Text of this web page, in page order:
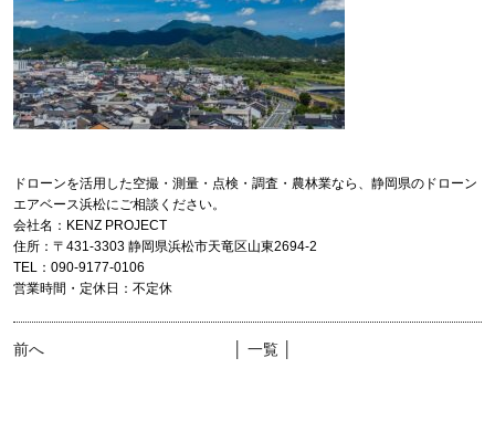
ドローンを活用した空撮・測量・点検・調査・農林業なら、静岡県のドローン
エアベース浜松にご相談ください。
会社名：KENZ PROJECT
住所：〒431-3303 静岡県浜松市天竜区山東2694-2
TEL：090-9177-0106
営業時間・定休日：不定休
前へ │ 一覧 │